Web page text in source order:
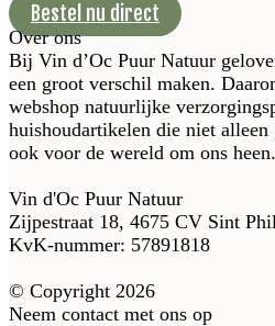
Bestel nu direct
Over ons
Bij Vin d’Oc Puur Natuur
een groot verschil maken.
webshop natuurlijke
huishoudartikelen die niet
ook voor de wereld om ons heen.
Vin d'Oc Puur Natuur
Zijpestraat 18, 4675 CV Sint
KvK-nummer: 57891818
© Copyright 2026
Neem contact met ons op